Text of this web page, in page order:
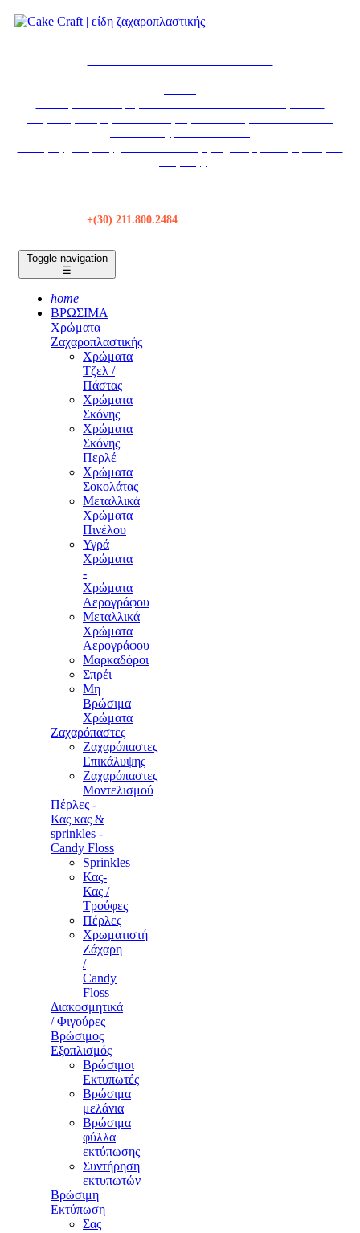
+(30) 211.800.2484
Toggle navigation
☰
home
ΒΡΩΣΙΜΑ
Χρώματα
Ζαχαροπλαστικής
Χρώματα
Τζελ /
Πάστας
Χρώματα
Σκόνης
Χρώματα
Σκόνης
Περλέ
Χρώματα
Σοκολάτας
Μεταλλικά
Χρώματα
Πινέλου
Υγρά
Χρώματα
-
Χρώματα
Αερογράφου
Μεταλλικά
Χρώματα
Αερογράφου
Μαρκαδόροι
Σπρέι
Μη
Βρώσιμα
Χρώματα
Ζαχαρόπαστες
Ζαχαρόπαστες
Επικάλυψης
Ζαχαρόπαστες
Μοντελισμού
Πέρλες -
Κας κας &
sprinkles -
Candy Floss
Sprinkles
Κας-
Κας /
Τρούφες
Πέρλες
Χρωματιστή
Ζάχαρη
/
Candy
Floss
Διακοσμητικά
/ Φιγούρες
Βρώσιμος
Εξοπλισμός
Βρώσιμοι
Εκτυπωτές
Βρώσιμα
μελάνια
Βρώσιμα
φύλλα
εκτύπωσης
Συντήρηση
εκτυπωτών
Βρώσιμη
Εκτύπωση
Σας